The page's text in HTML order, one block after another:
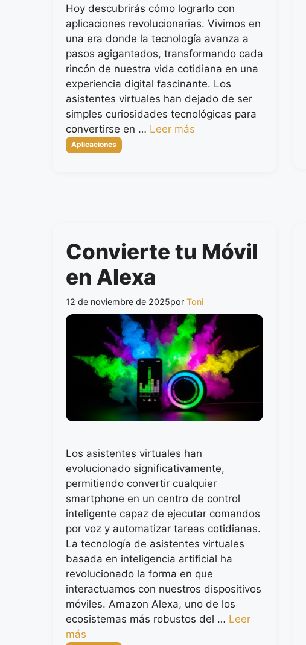
Hoy descubrirás cómo lograrlo con
aplicaciones revolucionarias. Vivimos en
una era donde la tecnología avanza a
pasos agigantados, transformando cada
rincón de nuestra vida cotidiana en una
experiencia digital fascinante. Los
asistentes virtuales han dejado de ser
simples curiosidades tecnológicas para
convertirse en … Leer más
Categorías
Aplicaciones
Convierte tu Móvil
en Alexa
12 de noviembre de 2025por Toni
Los asistentes virtuales han
evolucionado significativamente,
permitiendo convertir cualquier
smartphone en un centro de control
inteligente capaz de ejecutar comandos
por voz y automatizar tareas cotidianas.
La tecnología de asistentes virtuales
basada en inteligencia artificial ha
revolucionado la forma en que
interactuamos con nuestros dispositivos
móviles. Amazon Alexa, uno de los
ecosistemas más robustos del … Leer
más